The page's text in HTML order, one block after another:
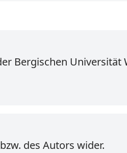
Bergischen
des Autors wider.